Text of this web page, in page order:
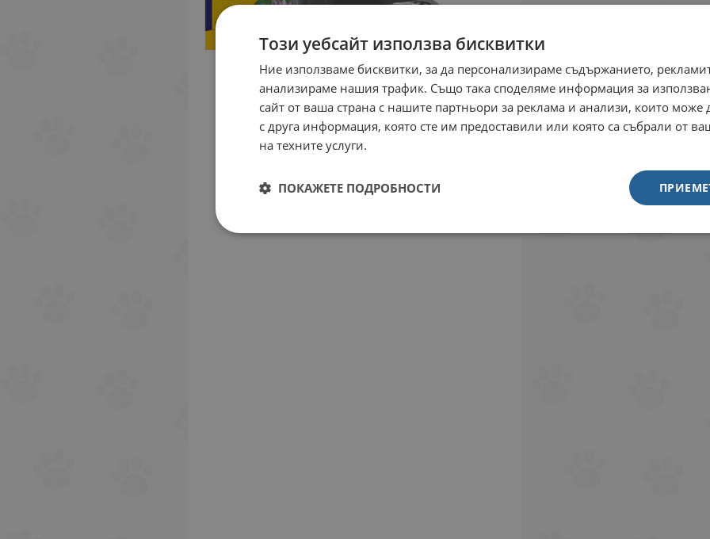
Този уебсайт използва бисквитки
Ние използваме бисквитки, за да персонализираме съдържанието,
анализираме нашия трафик. Също така споделяме информация за
сайт от ваша страна с нашите партньори за реклама и анализи, които може
с друга информация, която сте им предоставили или която са събрали от
на техните услуги.
ПОКАЖЕТЕ ПОДРОБНОСТИ